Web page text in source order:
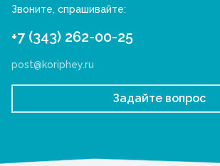
Звоните, спрашивайте:
+7 (343) 262-00-25
post@koriphey.ru
Задайте вопрос